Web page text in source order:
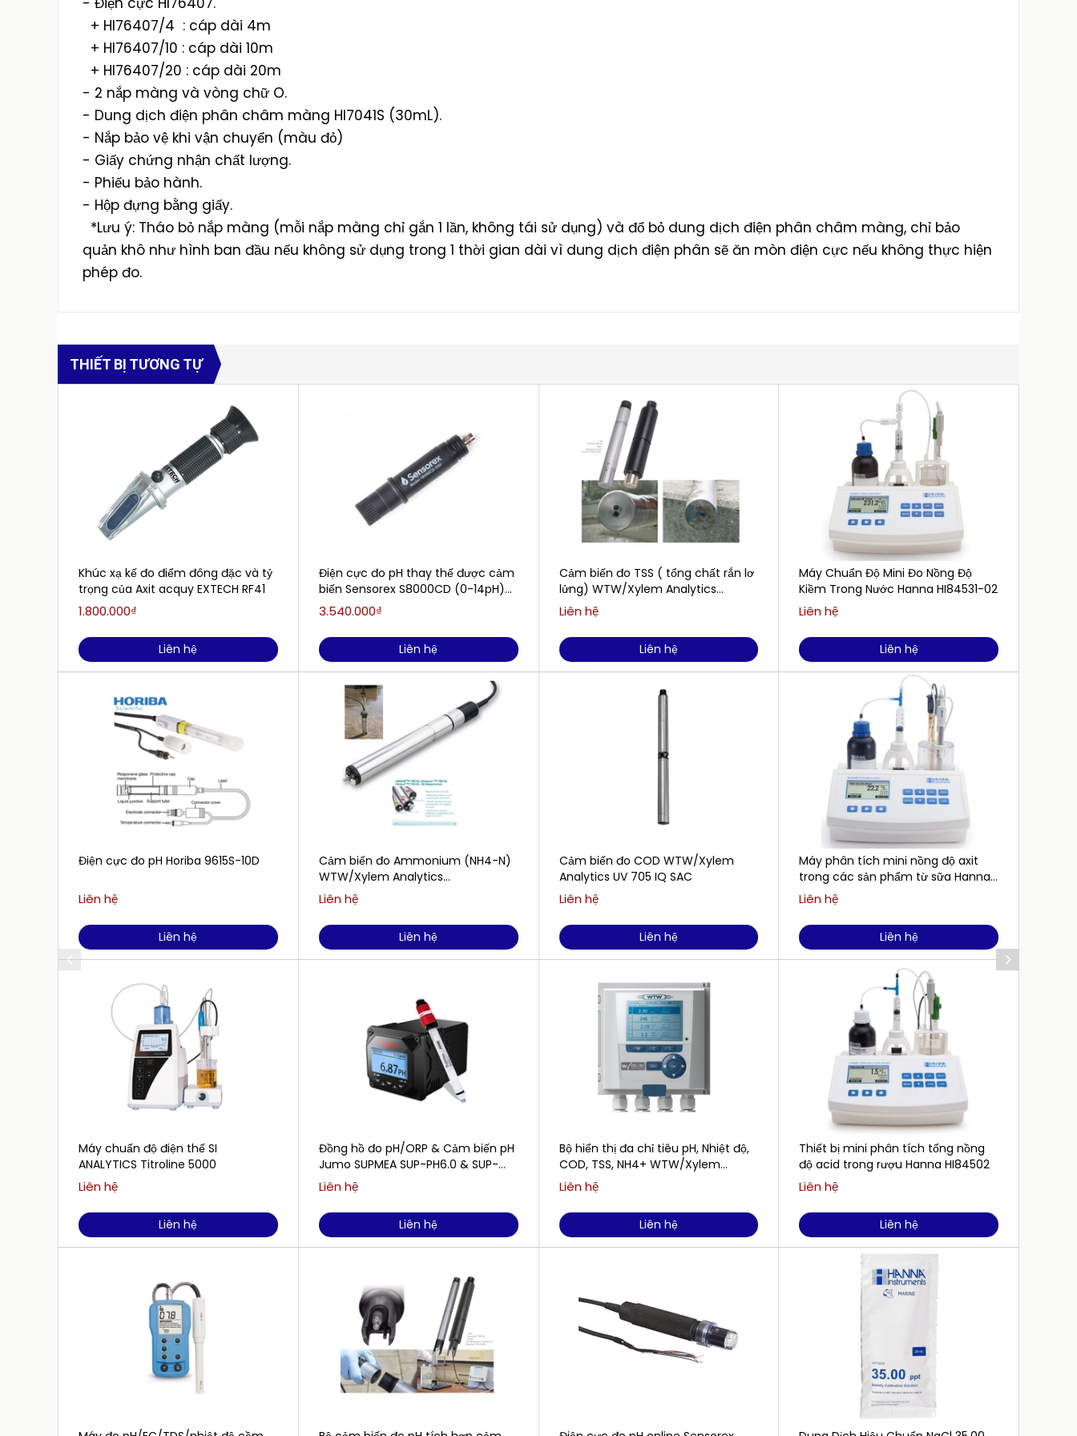
+ HI76407/4 : cáp dài 4m
+ HI76407/10 : cáp dài 10m
+ HI76407/20 : cáp dài 20m
- 2 nắp màng và vòng chữ O.
- Dung dịch điện phân châm màng HI7041S (30mL).
- Nắp bảo vệ khi vận chuyển (màu đỏ)
- Giấy chứng nhận chất lượng.
- Phiếu bảo hành.
- Hộp đựng bằng giấy.
*Lưu ý: Tháo bỏ nắp màng (mỗi nắp màng chỉ gắn 1 lần, không tái sử dụng) và đổ bỏ dung dịch điện phân châm màng, chỉ bảo
quản khô như hình ban đầu nếu không sử dụng trong 1 thời gian dài vì dung dịch điện phân sẽ ăn mòn điện cực nếu không thực hiện
phép đo.
THIẾT BỊ TƯƠNG TỰ
Khúc xạ kế đo điểm đông đặc và tỷ
trọng của Axit acquy EXTECH RF41
1.800.000₫
Liên hệ
Điện cực đo pH Horiba 9615S-10D
Liên hệ
Liên hệ
Máy chuẩn độ điện thế SI
ANALYTICS Titroline 5000
Liên hệ
Liên hệ
Điện cực đo pH thay thế được cảm
biến Sensorex S8000CD (0-14pH)
SENSOREX S8000CD
3.540.000₫
Liên hệ
Cảm biến đo Ammonium (NH4-N)
WTW/Xylem Analytics
AmmoLyt®Plus 700 IQ
Liên hệ
Liên hệ
Đồng hồ đo pH/ORP & Cảm biến pH
Jumo SUPMEA SUP-PH6.0 & SUP-
PH5022
Liên hệ
Liên hệ
Cảm biến đo TSS ( tổng chất rắn lơ
lửng) WTW/Xylem Analytics
ViSolid® 700 IQ
Liên hệ
Liên hệ
Cảm biến đo COD WTW/Xylem
Analytics UV 705 IQ SAC
Liên hệ
Liên hệ
Bộ hiển thị đa chỉ tiêu pH, Nhiệt độ,
COD, TSS, NH4+ WTW/Xylem
Analytics DIQ/S 284-EF
Liên hệ
Liên hệ
Máy Chuẩn Độ Mini Đo Nồng Độ
Kiềm Trong Nước Hanna HI84531-02
Liên hệ
Liên hệ
Máy phân tích mini nồng độ axit
trong các sản phẩm từ sữa Hanna
HI84529
Liên hệ
Liên hệ
Thiết bị mini phân tích tổng nồng
độ acid trong rượu Hanna HI84502
Liên hệ
Liên hệ